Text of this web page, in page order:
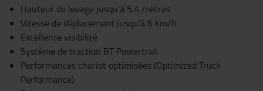
Hauteur de levage jusqu'à 5,4 mètres
Vitesse de déplacement jusqu'à 6 km/h
Excellente visibilité
Système de traction BT Powertrak
Performances chariot optimisées (Optimized Truck
Performance)